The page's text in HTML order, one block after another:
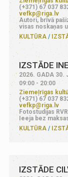
(+371) 67 037
vefkp@riga.lv
Autori, brīvā
visas noskaņas
KULTŪRA
IZSTĀDE
2026. GADA 30.
09:00 - 20:00
Ziemeļrīgas
(+371) 67 037
vefkp@riga.lv
Fotostudijas
Ieeja bez
KULTŪRA
IZSTĀDE